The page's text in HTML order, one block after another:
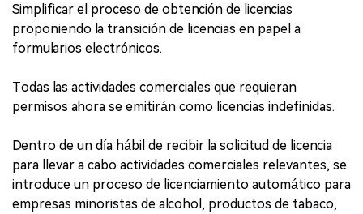
Simplificar el proceso de obtención de licencias
proponiendo la transición de licencias en papel a
formularios electrónicos.
Todas las actividades comerciales que requieran
permisos ahora se emitirán como licencias indefinidas.
Dentro de un día hábil de recibir la solicitud de licencia
para llevar a cabo actividades comerciales relevantes, se
introduce un proceso de licenciamiento automático para
empresas minoristas de alcohol, productos de tabaco,